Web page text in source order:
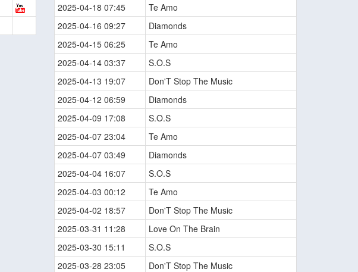
2025-04-18 07:45
Te Amo
2025-04-16 09:27
Diamonds
2025-04-15 06:25
Te Amo
2025-04-14 03:37
S.O.S
2025-04-13 19:07
Don'T Stop The Music
2025-04-12 06:59
Diamonds
2025-04-09 17:08
S.O.S
2025-04-07 23:04
Te Amo
2025-04-07 03:49
Diamonds
2025-04-04 16:07
S.O.S
2025-04-03 00:12
Te Amo
2025-04-02 18:57
Don'T Stop The Music
2025-03-31 11:28
Love On The Brain
2025-03-30 15:11
S.O.S
2025-03-28 23:05
Don'T Stop The Music